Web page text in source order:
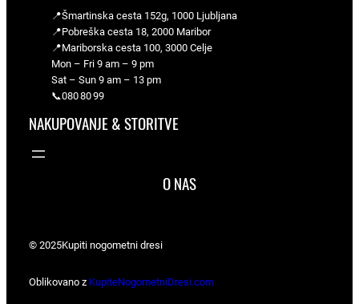
📍Šmartinska cesta 152g, 1000 Ljubljana
📍Pobreška cesta 18, 2000 Maribor
📍Mariborska cesta 100, 3000 Celje
Mon – Fri 9 am – 9 pm
Sat – Sun 9 am – 13 pm
📞080 80 99
NAKUPOVANJE & STORITVE
O NAS
© 2025Kupiti nogometni dresi
Oblikovano z KupiteNogometniDresi.com